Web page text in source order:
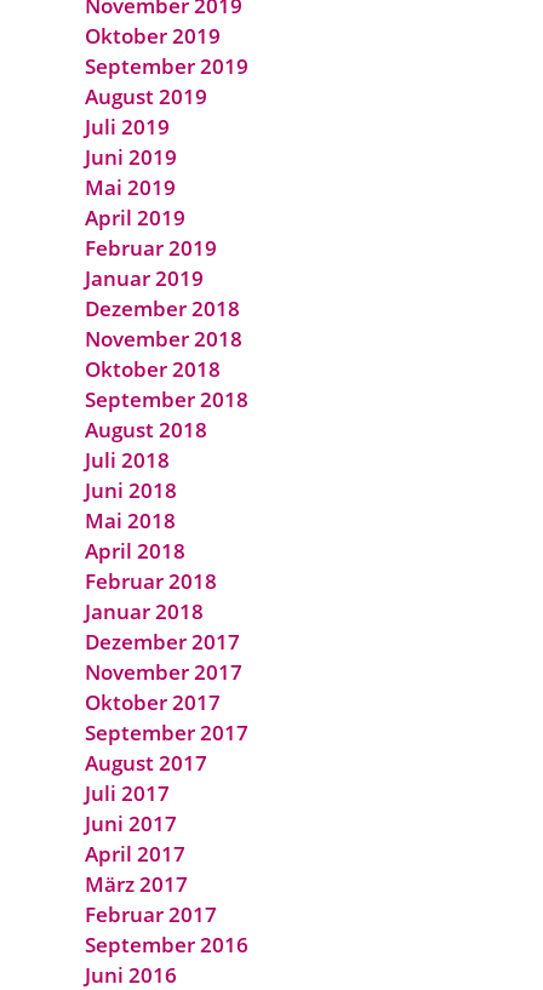
Oktober 2019
September 2019
August 2019
Juli 2019
Juni 2019
Mai 2019
April 2019
Februar 2019
Januar 2019
Dezember 2018
November 2018
Oktober 2018
September 2018
August 2018
Juli 2018
Juni 2018
Mai 2018
April 2018
Februar 2018
Januar 2018
Dezember 2017
November 2017
Oktober 2017
September 2017
August 2017
Juli 2017
Juni 2017
April 2017
März 2017
Februar 2017
September 2016
Juni 2016